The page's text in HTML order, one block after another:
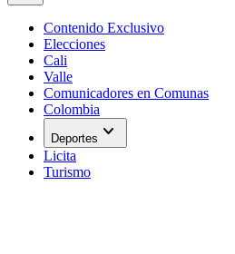
Contenido Exclusivo
Elecciones
Cali
Valle
Comunicadores en Comunas
Colombia
Deportes expand_more
Licita
Turismo